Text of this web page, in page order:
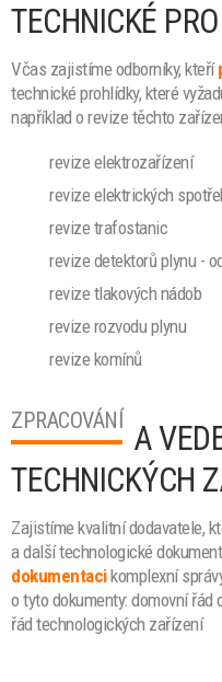
TECHNICKÉ
Včas zajistíme odborníky, kteří
technické prohlídky, které
například o revize těchto
revize elektrozařízení
revize elektrických
revize trafostanic
revize detektorů plynu -
revize tlakových nádob
revize rozvodu plynu
revize komínů
ZPRACOVÁNÍ A
TECHNICKÝCH
Zajistíme kvalitní dodavatele,
a další technologické
dokumentacikomplexní
o tyto dokumenty: domovní řád
řád technologických zařízení